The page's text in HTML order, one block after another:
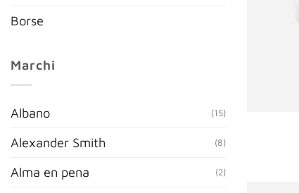
Borse
Marchi
Albano (15)
Alexander Smith (8)
Alma en pena (2)